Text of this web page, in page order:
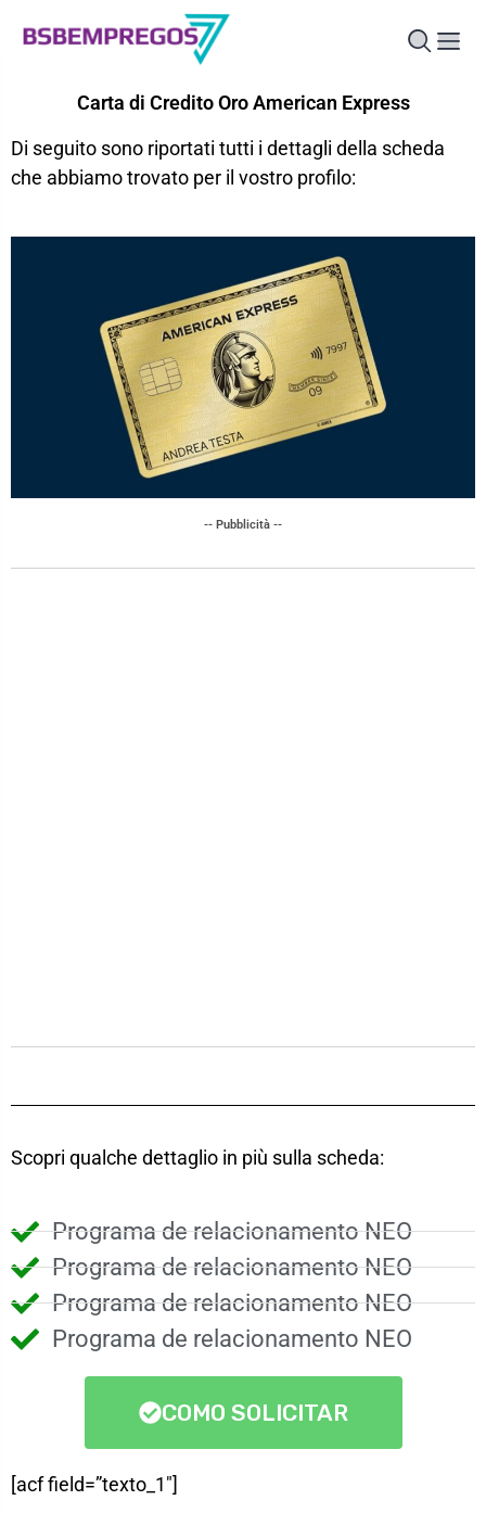
Carta di Credito Oro American Express
Di seguito sono riportati tutti i dettagli della scheda
che abbiamo trovato per il vostro profilo:
-- Pubblicità --
Scopri qualche dettaglio in più sulla scheda:
Programa de relacionamento NEO
Programa de relacionamento NEO
Programa de relacionamento NEO
Programa de relacionamento NEO
COMO SOLICITAR
[acf field=”texto_1″]